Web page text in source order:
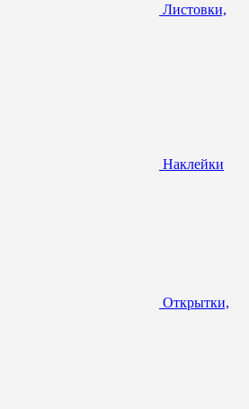
Листовки,
Наклейки
Открытки,